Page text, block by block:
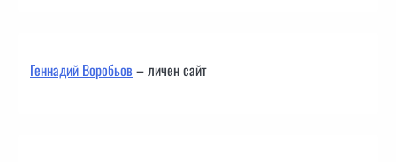
Геннадий Воробьов– личен сайт